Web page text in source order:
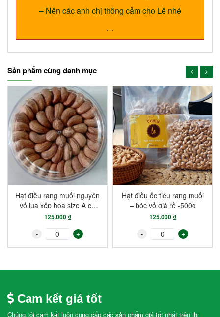
– Nên các anh chị thông cảm cho Lê nhé
…
Sản phẩm cùng danh mục
Hạt điều rang muối nguyên
vỏ lụa xếp hoa size A cồ
VIP xuất khẩu
125.000 ₫
- +
Hạt điều ốc tiêu rang muối
– bóc vỏ giá rẻ -500g
125.000 ₫
- +
Cam kết giá tốt
Chúng tôi cam kết luôn cung cấp các sản phẩm giá tốt nhất trên thị